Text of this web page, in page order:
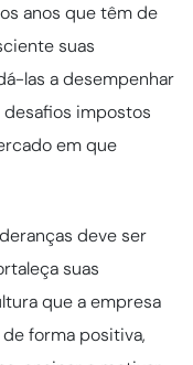
anos que têm de
suas
las a desempenhar
desafios impostos
em que
deve ser
suas
que a empresa
forma positiva,